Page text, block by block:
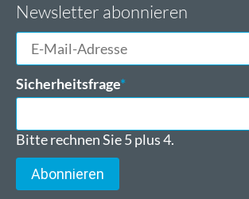
Newsletter abonnieren
E-
Mail-
Adresse
Pflichtfeld
Sicherheitsfrage*
Bitte rechnen Sie 5 plus 4.
Abonnieren